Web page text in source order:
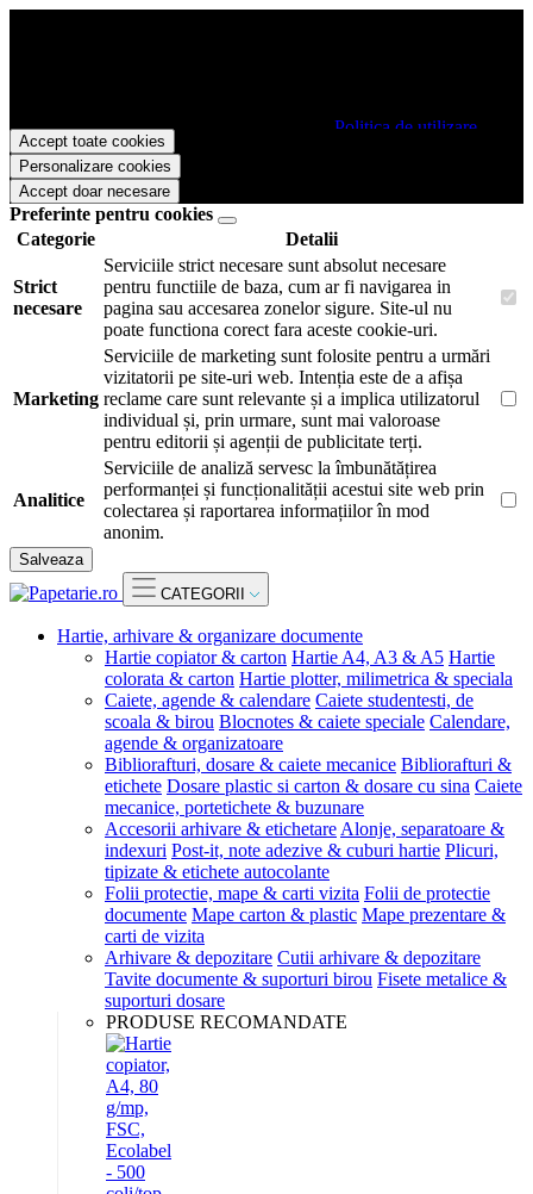
Papetarie.ro este necesar sa fiti de acord cu Politica de utilizare
cookie-uri.
Accept toate cookies
Personalizare cookies
Accept doar necesare
Preferinte pentru cookies
Categorie
Detalii
Strict
necesare
Serviciile strict necesare sunt absolut necesare
pentru functiile de baza, cum ar fi navigarea in
pagina sau accesarea zonelor sigure. Site-ul nu
poate functiona corect fara aceste cookie-uri.
Marketing
Serviciile de marketing sunt folosite pentru a urmări
vizitatorii pe site-uri web. Intenția este de a afișa
reclame care sunt relevante și a implica utilizatorul
individual și, prin urmare, sunt mai valoroase
pentru editorii și agenții de publicitate terți.
Analitice
Serviciile de analiză servesc la îmbunătățirea
performanței și funcționalității acestui site web prin
colectarea și raportarea informațiilor în mod
anonim.
Salveaza
CATEGORII
Hartie, arhivare & organizare documente
Hartie copiator & carton Hartie A4, A3 & A5 Hartie
colorata & carton Hartie plotter, milimetrica & speciala
Caiete, agende & calendare Caiete studentesti, de
scoala & birou Blocnotes & caiete speciale Calendare,
agende & organizatoare
Bibliorafturi, dosare & caiete mecanice Bibliorafturi &
etichete Dosare plastic si carton & dosare cu sina Caiete
mecanice, portetichete & buzunare
Accesorii arhivare & etichetare Alonje, separatoare &
indexuri Post-it, note adezive & cuburi hartie Plicuri,
tipizate & etichete autocolante
Folii protectie, mape & carti vizita Folii de protectie
documente Mape carton & plastic Mape prezentare &
carti de vizita
Arhivare & depozitare Cutii arhivare & depozitare
Tavite documente & suporturi birou Fisete metalice &
suporturi dosare
PRODUSE RECOMANDATE